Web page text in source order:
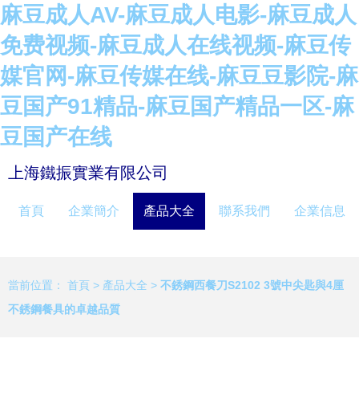
麻豆成人AV-麻豆成人电影-麻豆成人
免费视频-麻豆成人在线视频-麻豆传
媒官网-麻豆传媒在线-麻豆豆影院-麻
豆国产91精品-麻豆国产精品一区-麻
豆国产在线
上海鐵振實業有限公司
首頁 企業簡介 產品大全 聯系我們 企業信息
當前位置： 首頁 > 產品大全 > 不銹鋼西餐刀S2102 3號中尖匙與4厘
不銹鋼餐具的卓越品質